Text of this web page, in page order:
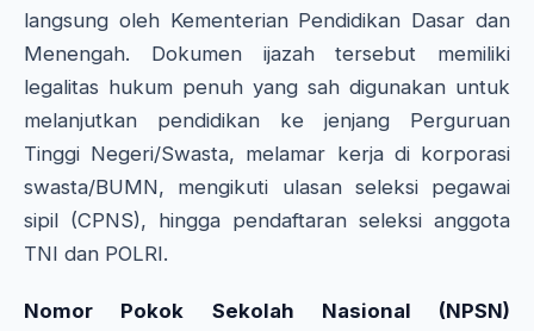
langsung oleh Kementerian Pendidikan Dasar dan
Menengah. Dokumen ijazah tersebut memiliki
legalitas hukum penuh yang sah digunakan untuk
melanjutkan pendidikan ke jenjang Perguruan
Tinggi Negeri/Swasta, melamar kerja di korporasi
swasta/BUMN, mengikuti ulasan seleksi pegawai
sipil (CPNS), hingga pendaftaran seleksi anggota
TNI dan POLRI.
Nomor Pokok Sekolah Nasional (NPSN)